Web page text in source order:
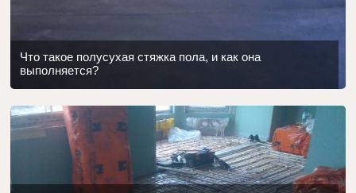
Что такое полусухая стяжка пола, и как она
выполняется?